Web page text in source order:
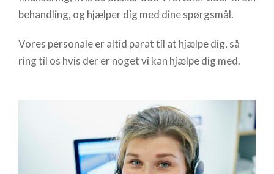
behandling, og hjælper dig med dine spørgsmål.
Vores personale er altid parat til at hjælpe dig, så
ring til os hvis der er noget vi kan hjælpe dig med.